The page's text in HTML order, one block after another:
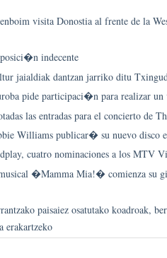
visita Donostia al frente de la
indecente
jaialdiak dantzan jarriko ditu
pide participaci�n para realizar un
las entradas para el concierto de
Williams publicar� su nuevo disco
cuatro nominaciones a los MTV
�Mamma Mia!� comienza su
paisaiez osatutako koadroak,
erakartzeko